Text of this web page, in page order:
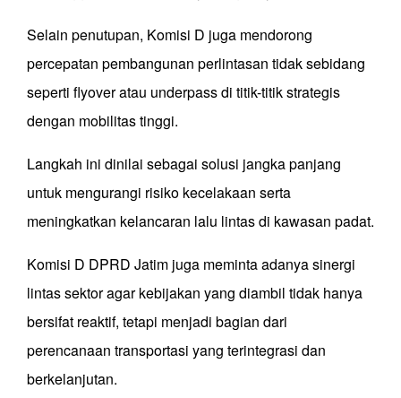
Selain penutupan, Komisi D juga mendorong
percepatan pembangunan perlintasan tidak sebidang
seperti flyover atau underpass di titik-titik strategis
dengan mobilitas tinggi.
Langkah ini dinilai sebagai solusi jangka panjang
untuk mengurangi risiko kecelakaan serta
meningkatkan kelancaran lalu lintas di kawasan padat.
Komisi D DPRD Jatim juga meminta adanya sinergi
lintas sektor agar kebijakan yang diambil tidak hanya
bersifat reaktif, tetapi menjadi bagian dari
perencanaan transportasi yang terintegrasi dan
berkelanjutan.